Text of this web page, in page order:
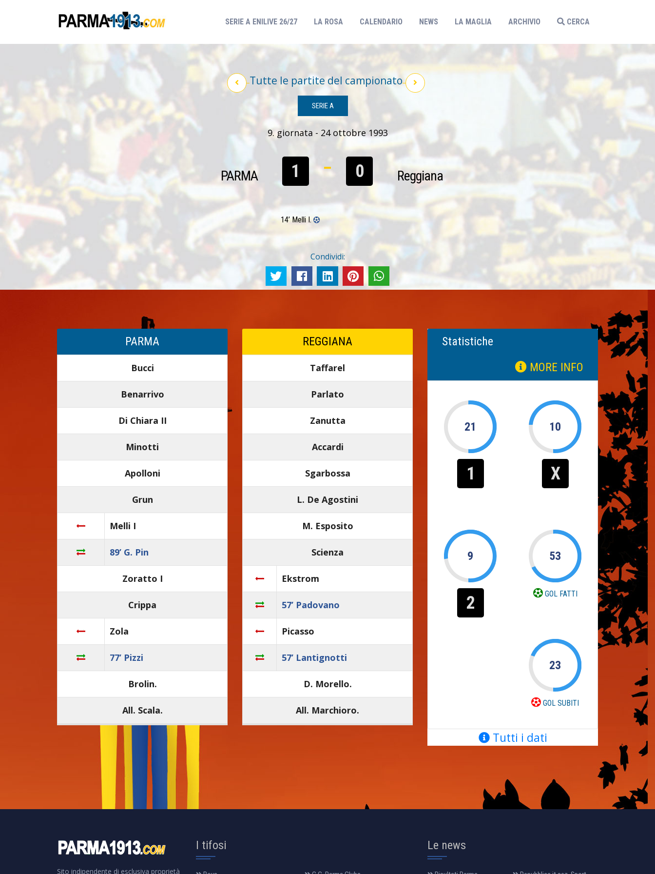
SERIE A ENILIVE 26/27(CURRENT)
LA ROSA CALENDARIO NEWS LA MAGLIA ARCHIVIO CERCA
Tutte le partite del campionato
SERIE A
9. giornata - 24 ottobre 1993
PARMA 1 0 Reggiana
14’ Melli I.
Condividi:
PARMA
Bucci
Benarrivo
Di Chiara II
Minotti
Apolloni
Grun
Melli I
89’ G. Pin
Zoratto I
Crippa
Zola
77’ Pizzi
Brolin.
All. Scala.
REGGIANA
Taffarel
Parlato
Zanutta
Accardi
Sgarbossa
L. De Agostini
M. Esposito
Scienza
Ekstrom
57’ Padovano
Picasso
57’ Lantignotti
D. Morello.
All. Marchioro.
Statistiche
MORE INFO
21
1
10
X
9
2
53
GOL FATTI
23
GOL SUBITI
Tutti i dati
Sito indipendente di esclusiva proprietà
I tifosi Le news